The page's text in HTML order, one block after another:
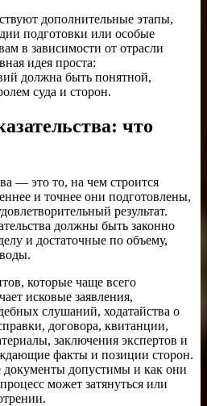
дополнительные этапы,
подготовки или особые
в зависимости от отрасли
идея проста:
должна быть понятной,
суда и сторон.
что
— это то, на чем строится
и точнее они подготовлены,
результат.
должны быть законно
и достаточные по объему,
которые чаще всего
исковые заявления,
слушаний, ходатайства о
договора, квитанции,
заключения экспертов и
факты и позиции сторон.
документы допустимы и как они
может затянуться или